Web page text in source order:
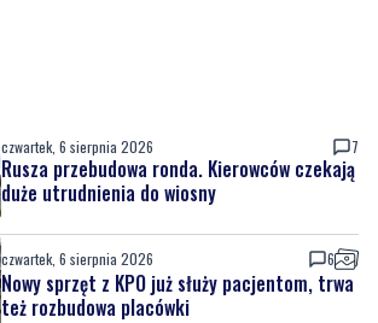
czwartek, 6 sierpnia 2026 7
Rusza przebudowa ronda. Kierowców czekają
duże utrudnienia do wiosny
czwartek, 6 sierpnia 2026 6
Nowy sprzęt z KPO już służy pacjentom, trwa
też rozbudowa placówki